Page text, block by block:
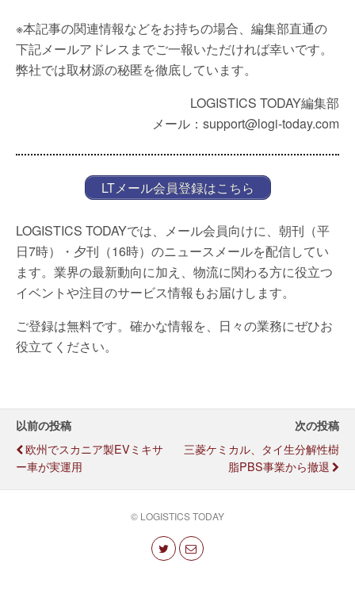
※本記事の関連情報などをお持ちの場合、編集部直通の
下記メールアドレスまでご一報いただければ幸いです。
弊社では取材源の秘匿を徹底しています。
LOGISTICS TODAY編集部
メール：support@logi-today.com
LTメール会員登録はこちら
LOGISTICS TODAYでは、メール会員向けに、朝刊（平
日7時）・夕刊（16時）のニュースメールを配信してい
ます。業界の最新動向に加え、物流に関わる方に役立つ
イベントや注目のサービス情報もお届けします。
ご登録は無料です。確かな情報を、日々の業務にぜひお
役立てください。
以前の投稿
欧州でスカニア製EVミキサ
ー車が実運用
次の投稿
三菱ケミカル、タイ生分解性樹
脂PBS事業から撤退
© LOGISTICS TODAY